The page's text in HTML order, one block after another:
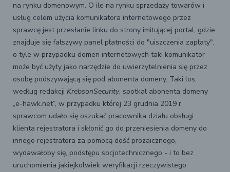
na rynku domenowym. O ile na rynku sprzedaży towarów i
usług celem użycia komunikatora internetowego przez
sprawcę jest przesłanie linku do strony imitującej portal, gdzie
znajduje się fałszywy panel płatności do "uiszczenia zapłaty",
o tyle w przypadku domen internetowych taki komunikator
może być użyty jako narzędzie do uwierzytelnienia się przez
osobę podszywającą się pod abonenta domeny. Taki los,
według redakcji KrebsonSecurity, spotkał abonenta domeny
„e-hawk.net”, w przypadku której 23 grudnia 2019 r.
sprawcom udało się oszukać pracownika działu obsługi
klienta rejestratora i skłonić go do przeniesienia domeny do
innego rejestratora za pomocą dość prozaicznego,
wydawałoby się, podstępu socjotechnicznego - i to bez
uruchomienia jakiejkolwiek weryfikacji rzeczywistego